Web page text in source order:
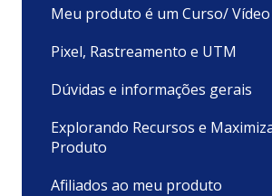
Meu produto é um Curso/ Vídeo
Pixel, Rastreamento e UTM
Dúvidas e informações gerais
Explorando Recursos e
Produto
Afiliados ao meu produto